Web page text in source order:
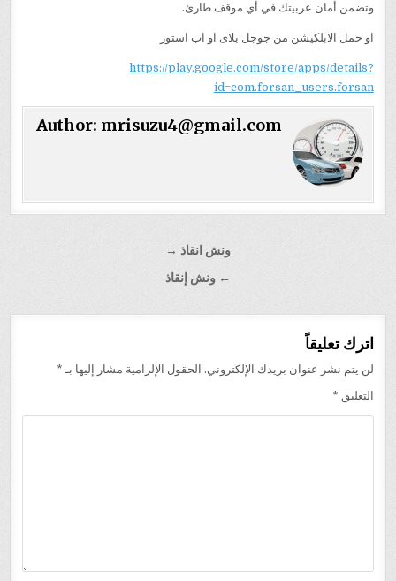
وتضمن أمان عربيتك في أي موقف طارئ.
او حمل الابلكيشن من جوجل بلاى او اب استور
https://play.google.com/store/apps/details?
id=com.forsan_users.forsan
Author: mrisuzu4@gmail.com
ونش انقاذ →
← ونش إنقاذ
اترك تعليقاً
لن يتم نشر عنوان بريدك الإلكتروني. الحقول الإلزامية مشار إليها بـ *
التعليق *